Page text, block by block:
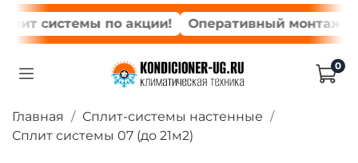
системы по акции! Оперативный монтаж в
0
Главная
Сплит-системы настенные
Сплит системы 07 (до 21м2)